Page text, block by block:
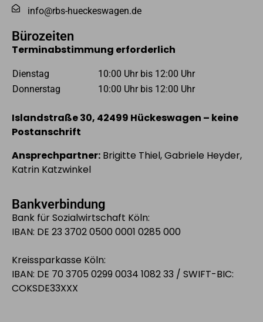
info@rbs-hueckeswagen.de
Bürozeiten
Terminabstimmung erforderlich
Dienstag
10:00 Uhr bis 12:00 Uhr
Donnerstag
10:00 Uhr bis 12:00 Uhr
Islandstraße 30, 42499 Hückeswagen – keine
Postanschrift
Ansprechpartner: Brigitte Thiel, Gabriele Heyder,
Katrin Katzwinkel
Bankverbindung
Bank für Sozialwirtschaft Köln:
IBAN: DE 23 3702 0500 0001 0285 000
Kreissparkasse Köln:
IBAN: DE 70 3705 0299 0034 1082 33 / SWIFT-BIC:
COKSDE33XXX